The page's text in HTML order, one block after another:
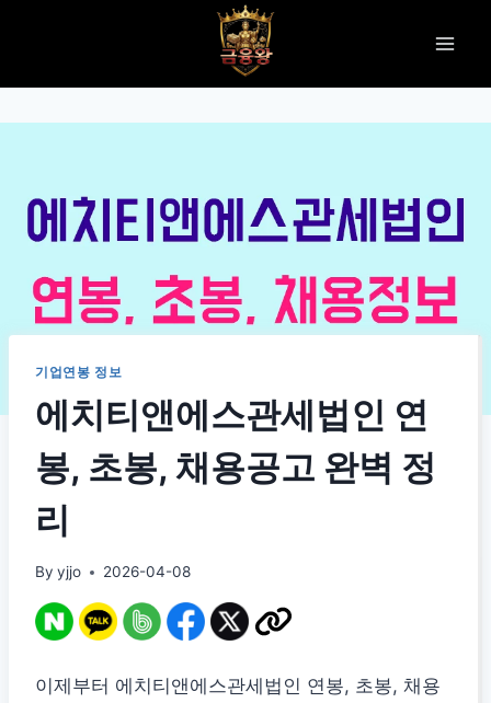
기업연봉 정보
에치티앤에스관세법인 연
봉, 초봉, 채용공고 완벽 정
리
By yjjo 2026-04-08
이제부터 에치티앤에스관세법인 연봉, 초봉, 채용